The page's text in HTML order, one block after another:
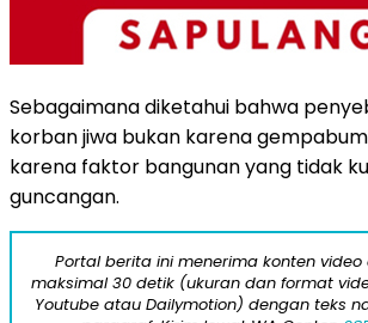
Sebagaimana diketahui bahwa
korban jiwa bukan karena
karena faktor bangunan yang tidak
guncangan.
Portal berita ini menerima konten
maksimal 30 detik (ukuran dan format
Youtube atau Dailymotion) dengan teks